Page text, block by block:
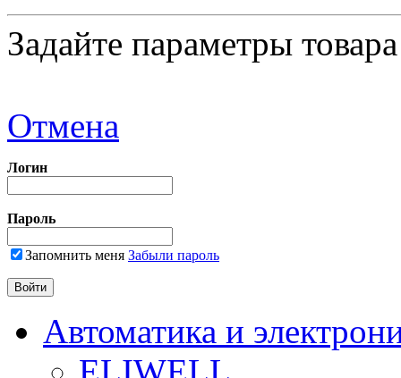
Задайте параметры товара
Отмена
Логин
Пароль
Запомнить меня Забыли пароль
Автоматика и